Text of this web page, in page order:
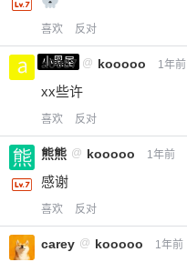
喜欢 反对
小黑屋
a0987 @ kooooo 1年前
xx些许
喜欢 反对
熊熊 @ kooooo 1年前
感谢
喜欢 反对
carey @ kooooo 1年前